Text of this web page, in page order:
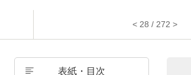
< 28 / 272 >
表紙・目次